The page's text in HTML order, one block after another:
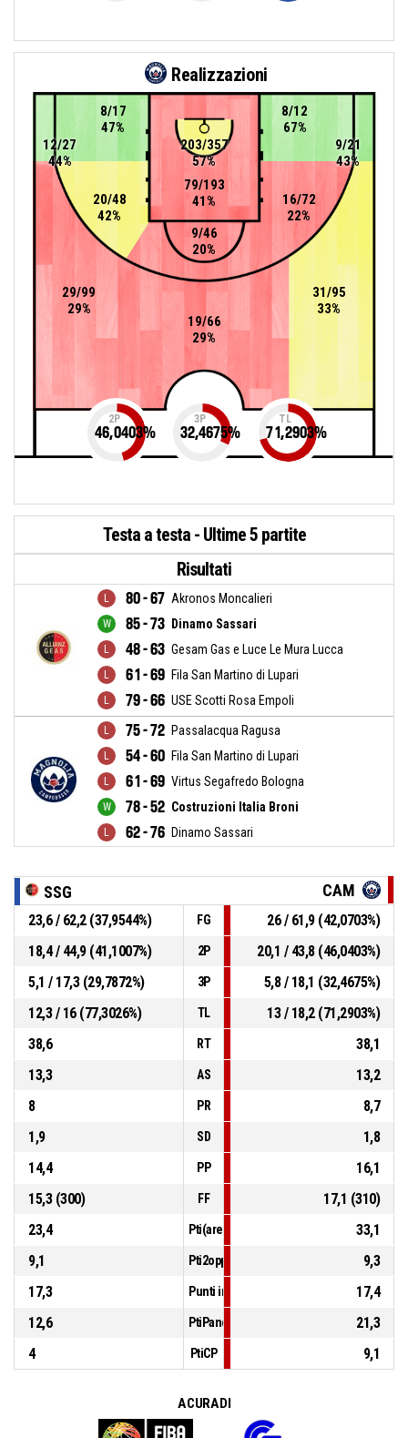
Realizzazioni
9/46
20%
20/48
42%
8/17
47%
16/72
22%
8/12
67%
79/193
41%
203/357
57%
19/66
29%
29/99
29%
12/27
44%
31/95
33%
9/21
43%
2P
46,0403%
3P
32,4675%
TL
71,2903%
Testa a testa - Ultime 5 partite
Risultati
80 - 67 Akronos Moncalieri
85 - 73 Dinamo Sassari
48 - 63 Gesam Gas e Luce Le Mura Lucca
61 - 69 Fila San Martino di Lupari
79 - 66 USE Scotti Rosa Empoli
75 - 72 Passalacqua Ragusa
54 - 60 Fila San Martino di Lupari
61 - 69 Virtus Segafredo Bologna
78 - 52 Costruzioni Italia Broni
62 - 76 Dinamo Sassari
SSG CAM
23,6 / 62,2 (37,9544%) FG
26 / 61,9 (42,0703%)
18,4 / 44,9 (41,1007%)
2P
20,1 / 43,8 (46,0403%)
5,1 / 17,3 (29,7872%)
3P
5,8 / 18,1 (32,4675%)
12,3 / 16 (77,3026%)
TL
13 / 18,2 (71,2903%)
38,6
RT
38,1
13,3
AS
13,2
8
PR
8,7
1,9
SD
1,8
14,4
PP
16,1
15,3 (300)
FF
17,1 (310)
23,4
Pti(area)
33,1
9,1
Pti2opp
9,3
17,3
Punti in contropiede
17,4
12,6
PtiPanch
21,3
4
PtiCP 9,1
A CURA DI